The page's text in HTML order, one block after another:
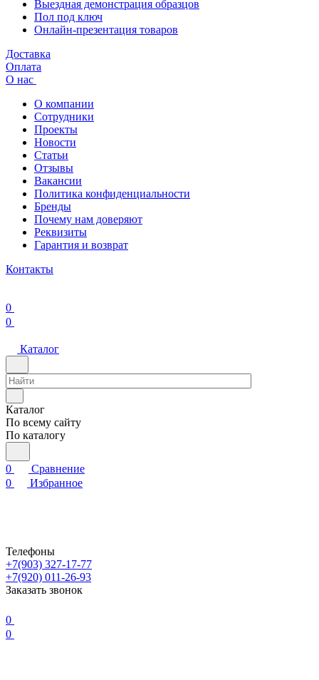
Выездная демонстрация образцов
Пол под ключ
Онлайн-презентация товаров
Доставка
Оплата
О нас
О компании
Сотрудники
Проекты
Новости
Статьи
Отзывы
Вакансии
Политика конфиденциальности
Бренды
Почему нам доверяют
Реквизиты
Гарантия и возврат
Контакты
0
0
Каталог
Каталог
По всему сайту
По каталогу
0
Сравнение
0
Избранное
Телефоны
+7(903) 327-17-77
+7(920) 011-26-93
Заказать звонок
0
0